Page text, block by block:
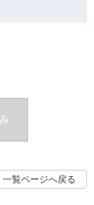
一覧ページへ戻る